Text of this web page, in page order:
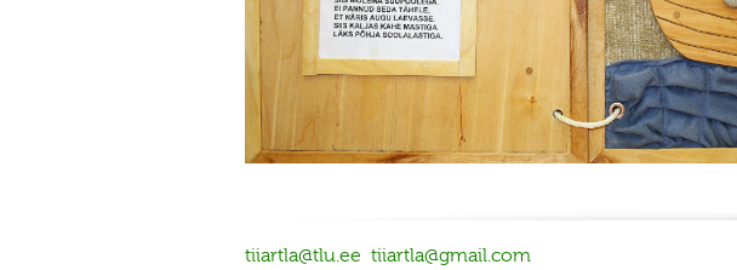
tiiartla@tlu.ee tiiartla@gmail.com